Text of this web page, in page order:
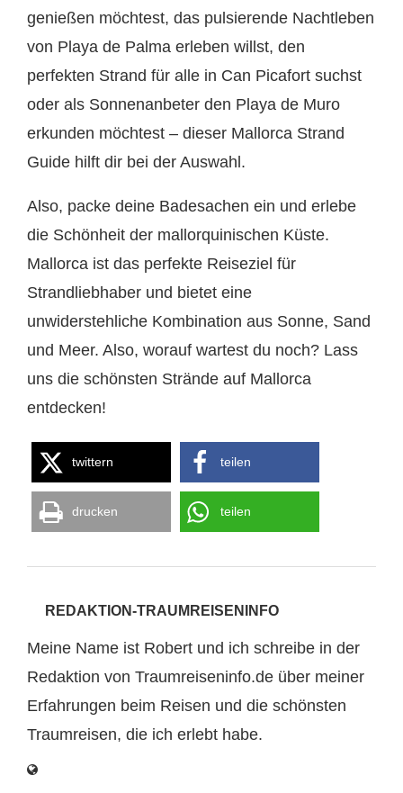
genießen möchtest, das pulsierende Nachtleben
von Playa de Palma erleben willst, den
perfekten Strand für alle in Can Picafort suchst
oder als Sonnenanbeter den Playa de Muro
erkunden möchtest – dieser Mallorca Strand
Guide hilft dir bei der Auswahl.
Also, packe deine Badesachen ein und erlebe
die Schönheit der mallorquinischen Küste.
Mallorca ist das perfekte Reiseziel für
Strandliebhaber und bietet eine
unwiderstehliche Kombination aus Sonne, Sand
und Meer. Also, worauf wartest du noch? Lass
uns die schönsten Strände auf Mallorca
entdecken!
twittern teilen
drucken teilen
REDAKTION-TRAUMREISENINFO
Meine Name ist Robert und ich schreibe in der
Redaktion von Traumreiseninfo.de über meiner
Erfahrungen beim Reisen und die schönsten
Traumreisen, die ich erlebt habe.